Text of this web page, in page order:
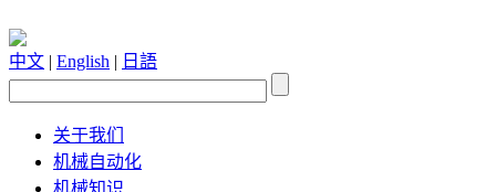
中文 | English | 日語
关于我们
机械自动化
机械知识